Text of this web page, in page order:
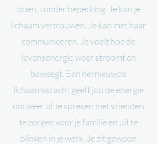
doen, zonder beperking. Je kan je
lichaam vertrouwen. Je kan met haar
communiceren. Je voelt hoe de
levensenergie weer stroomt en
beweegt. Een hernieuwde
lichaamskracht geeft jou de energie
om weer af te spreken met vrienden
te zorgen voor je familie en uit te
blinken in je werk. Je zit gewoon